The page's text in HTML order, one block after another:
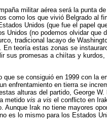
militar aérea será la punta
como los que vivió Belgrado al
Unidos (que fue el papel
Unidos (no podemos olvidar que
tradicional lacayo de
En teoría estas zonas se
sus promesas a chiítas y
se consiguió en 1999 con la
enfrentamiento en tierra se
alturas del partido, George
metido vis a vis el conflicto en
Aunque Irak no tiene mayores
es lo mismo para los Estados